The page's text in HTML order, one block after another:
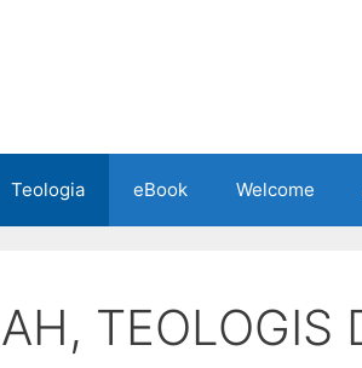
Teologia eBook Welcome
TEOLOGIS